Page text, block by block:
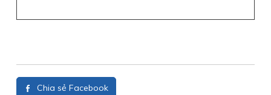
Chia sẻ Facebook